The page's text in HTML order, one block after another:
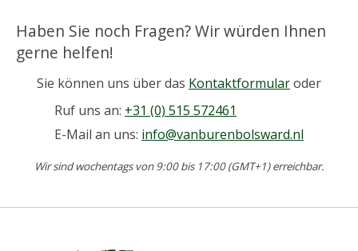
Haben Sie noch Fragen? Wir würden Ihnen
gerne helfen!
Sie können uns über das Kontaktformularoder
Ruf uns an: +31 (0) 515 572461
E-Mail an uns: info@vanburenbolsward.nl
Wir sind wochentags von 9:00 bis 17:00 (GMT+1) erreichbar.